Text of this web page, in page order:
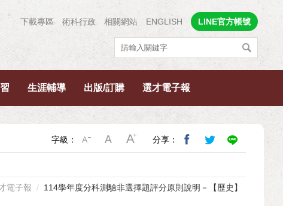
下載專區 術科行政 相關網站 ENGLISH LINE官方帳號
生涯輔導 出版/訂購 選才電子報
字級： 分享：
電子報 114學年度分科測驗非選擇題評分原則說明－【歷史】